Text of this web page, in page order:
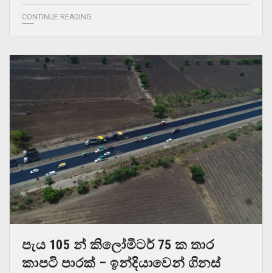
CONTINUE READING
පැය 105 න් කිලෝමීටර් 75 ක තාර
කාපටි පාරක් – ඉන්දියාවෙන් ගිනස්